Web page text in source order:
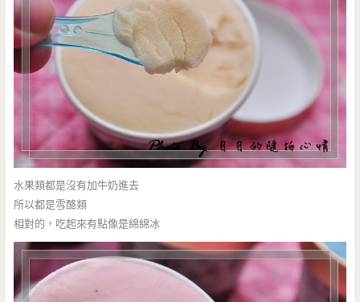
水果類都是沒有加牛奶進去
所以都是雪酪類
相對的，吃起來有點像是綿綿冰